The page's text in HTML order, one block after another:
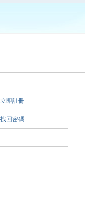
立即註冊
找回密碼